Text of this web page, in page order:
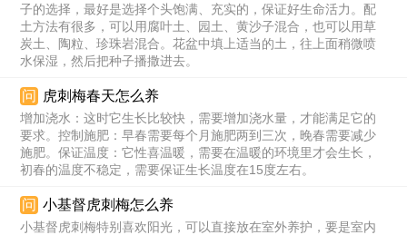
子的选择，最好是选择个头饱满、充实的，保证好生命活力。配
土方法有很多，可以用腐叶土、园土、黄沙子混合，也可以用草
炭土、陶粒、珍珠岩混合。花盆中填上适当的土，往上面稍微喷
水保湿，然后把种子播撒进去。
问 虎刺梅春天怎么养
增加浇水：这时它生长比较快，需要增加浇水量，才能满足它的
要求。控制施肥：早春需要每个月施肥两到三次，晚春需要减少
施肥。保证温度：它性喜温暖，需要在温暖的环境里才会生长，
初春的温度不稳定，需要保证生长温度在15度左右。
问 小基督虎刺梅怎么养
小基督虎刺梅特别喜欢阳光，可以直接放在室外养护，要是室内